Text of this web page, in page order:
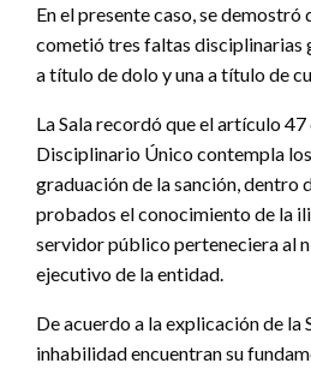
En el presente caso, se
cometió tres faltas disciplinarias
a título de dolo y una a título de
La Sala recordó que el artículo
Disciplinario Único contempla
graduación de la sanción, dentro
probados el conocimiento de la
servidor público perteneciera al
ejecutivo de la entidad.
De acuerdo a la explicación de la
inhabilidad encuentran su